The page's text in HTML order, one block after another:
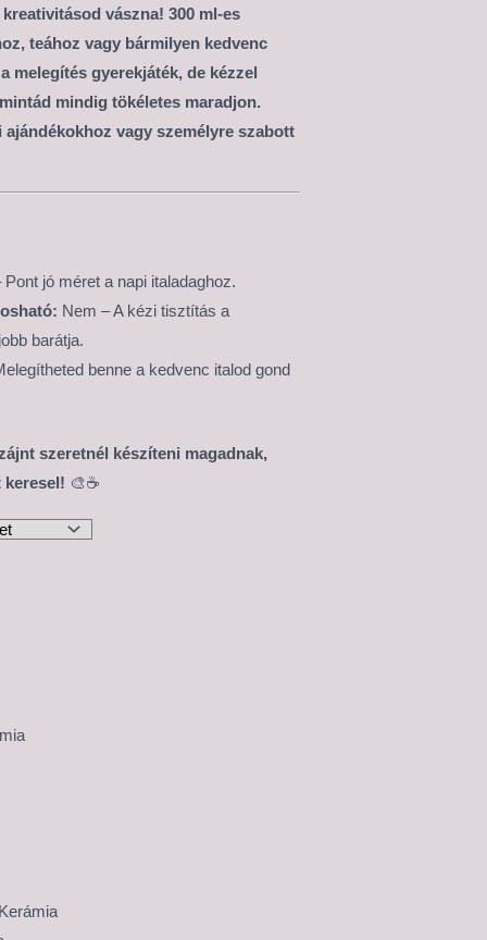
vászna! 300 ml-es
teához vagy bármilyen kedvenc
melegítés gyerekjáték, de kézzel
mindig tökéletes maradjon.
ajándékokhoz vagy személyre szabott
Pont jó méret a napi italadaghoz.
Nem – A kézi tisztítás a
barátja.
benne a kedvenc italod gond
szeretnél készíteni magadnak,
keresel! 🎨☕